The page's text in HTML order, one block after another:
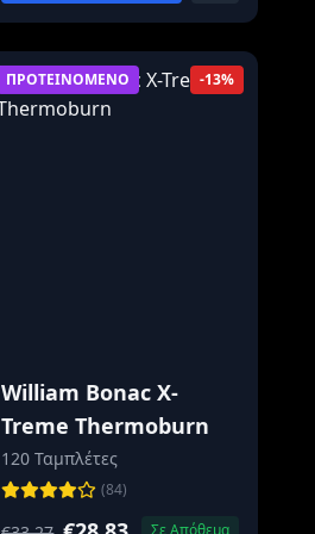
ΠΡΟΤΕΙΝΟΜΕΝΟ -13%
William Bonac X-
Treme Thermoburn
120 Ταμπλέτες
(84)
Σε Απόθεμα